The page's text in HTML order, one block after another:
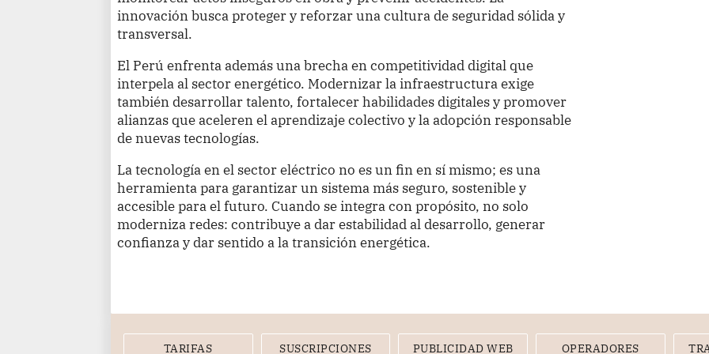
innovación busca proteger y reforzar una cultura de seguridad sólida y
transversal.
El Perú enfrenta además una brecha en competitividad digital que
interpela al sector energético. Modernizar la infraestructura exige
también desarrollar talento, fortalecer habilidades digitales y promover
alianzas que aceleren el aprendizaje colectivo y la adopción responsable
de nuevas tecnologías.
La tecnología en el sector eléctrico no es un fin en sí mismo; es una
herramienta para garantizar un sistema más seguro, sostenible y
accesible para el futuro. Cuando se integra con propósito, no solo
moderniza redes: contribuye a dar estabilidad al desarrollo, generar
confianza y dar sentido a la transición energética.
TARIFAS SUSCRIPCIONES PUBLICIDAD WEB OPERADORES